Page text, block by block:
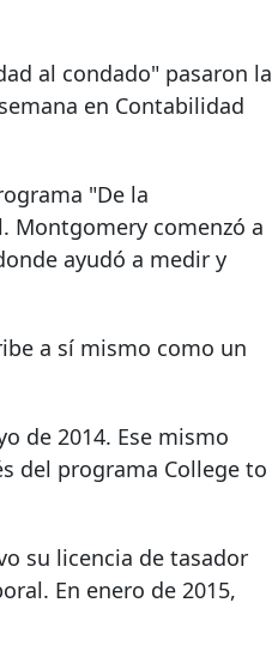
al condado" pasaron la
en Contabilidad
"De la
Montgomery comenzó a
ayudó a medir y
a sí mismo como un
de 2014. Ese mismo
del programa College to
su licencia de tasador
En enero de 2015,